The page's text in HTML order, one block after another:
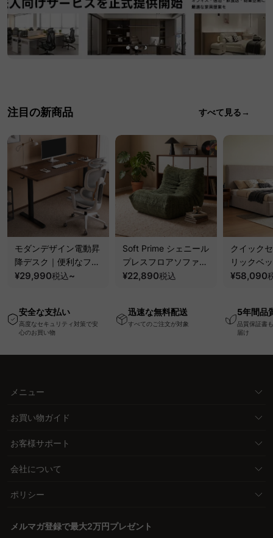
注目の新商品 すべて見る→
モダンデザイン電動昇
降デスク｜便利なフッ
ク・コンセント・
ー機能搭載ワークデス
ク
¥29,990税込~
Soft Prime シェニール
プレスフロアソファ｜
圧縮梱包で搬入しやす
ァ
¥22,890税込
クイック
リックベ
要で組み
¥58,090
安全な支払い
高度なセキュリティ対策で安
心のお買い物
迅速な無料配送
すべてのご注文が対象
5年間品
品質保証書
届け
メニュー
お買い物ガイド
お客様サポート
会社について
ポリシー
メルマガ登録で最大2万円プレゼント